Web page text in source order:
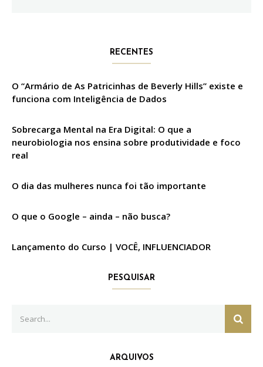
RECENTES
O “Armário de As Patricinhas de Beverly Hills” existe e
funciona com Inteligência de Dados
Sobrecarga Mental na Era Digital: O que a
neurobiologia nos ensina sobre produtividade e foco
real
O dia das mulheres nunca foi tão importante
O que o Google – ainda – não busca?
Lançamento do Curso | VOCÊ, INFLUENCIADOR
PESQUISAR
for:
ARQUIVOS